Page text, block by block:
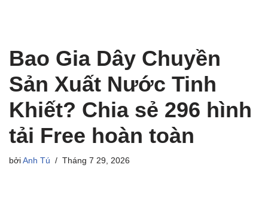
Bao Gia Dây Chuyền
Sản Xuất Nước Tinh
Khiết? Chia sẻ 296 hình
tải Free hoàn toàn
bởi Anh Tú Tháng 7 29, 2026